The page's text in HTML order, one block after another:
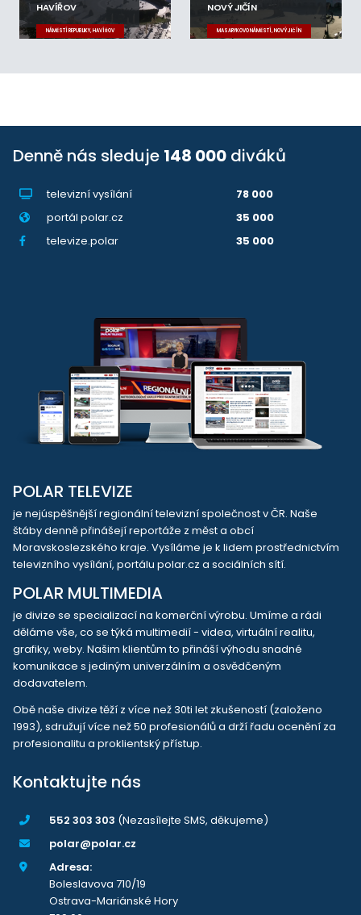
HAVÍŘOV
NÁMĚSTÍ REPUBLIKY, HAVÍŘOV
NOVÝ JIČÍN
MASARYKOVO NÁMĚSTÍ, NOVÝ JIČÍN
Denně nás sleduje 148 000 diváků
televizní vysílání
78 000
portál polar.cz
35 000
televize.polar
35 000
POLAR TELEVIZE
je nejúspěšnější regionální televizní společnost v ČR. Naše
štáby denně přinášejí reportáže z měst a obcí
Moravskoslezského kraje. Vysíláme je k lidem prostřednictvím
televizního vysílání, portálu polar.cz a sociálních sítí.
POLAR MULTIMEDIA
je divize se specializací na komerční výrobu. Umíme a rádi
děláme vše, co se týká multimedií - videa, virtuální realitu,
grafiky, weby. Našim klientům to přináší výhodu snadné
komunikace s jediným univerzálním a osvědčeným
dodavatelem.
Obě naše divize těží z více než 30ti let zkušeností (založeno
1993), sdružují více než 50 profesionálů a drží řadu ocenění za
profesionalitu a proklientský přístup.
Kontaktujte nás
552 303 303 (Nezasílejte SMS, děkujeme)
polar@polar.cz
Adresa:
Boleslavova 710/19
Ostrava-Mariánské Hory